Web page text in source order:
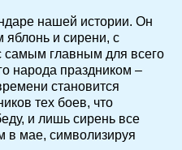
нашей истории. Он
яблонь и сирени, с
самым главным для всего
народа праздником –
становится
тех боев, что
и лишь сирень все
в мае, символизируя